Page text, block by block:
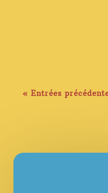
« Entrées